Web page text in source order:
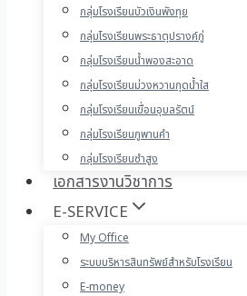
กลุ่มโรงเรียนบัวเงินพังทุย
กลุ่มโรงเรียนพระธาตุปรางค์กู่
กลุ่มโรงเรียนน้ำพองสะอาด
กลุ่มโรงเรียนม่วงหวานกุดน้ำใส
กลุ่มโรงเรียนเขื่อนอุบลรัตน์
กลุ่มโรงเรียนภูพานคำ
กลุ่มโรงเรียนซำสูง
เอกสารงานวิชาการ
E-SERVICE
My Office
ระบบบริหารสินทรัพย์สำหรับโรงเรียน
E-money